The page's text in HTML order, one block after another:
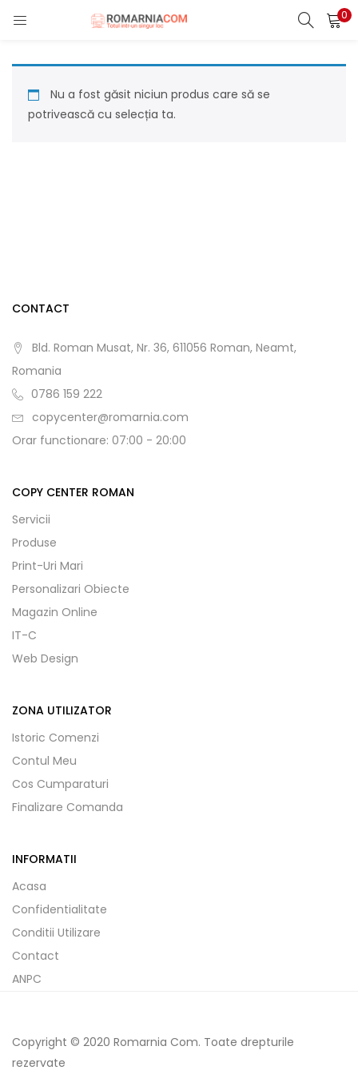
0
LOGIN REGISTER
Nu a fost găsit niciun produs care să se
potrivească cu selecția ta.
CONTACT
Bld. Roman Musat, Nr. 36, 611056 Roman, Neamt,
Romania
0786 159 222
copycenter@romarnia.com
Orar functionare: 07:00 - 20:00
COPY CENTER ROMAN
Servicii
Produse
Print-Uri Mari
Personalizari Obiecte
Magazin Online
IT-C
Web Design
ZONA UTILIZATOR
Istoric Comenzi
Contul Meu
Cos Cumparaturi
Finalizare Comanda
INFORMATII
Acasa
Confidentialitate
Conditii Utilizare
Contact
ANPC
Copyright © 2020 Romarnia Com. Toate drepturile
rezervate